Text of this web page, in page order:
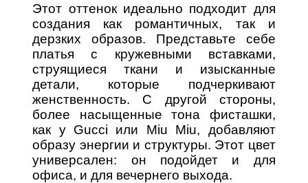
Этот оттенок идеально подходит для
создания как романтичных, так и
дерзких образов. Представьте себе
платья с кружевными вставками,
струящиеся ткани и изысканные
детали, которые подчеркивают
женственность. С другой стороны,
более насыщенные тона фисташки,
как у Gucci или Miu Miu, добавляют
образу энергии и структуры. Этот цвет
универсален: он подойдет и для
офиса, и для вечернего выхода.